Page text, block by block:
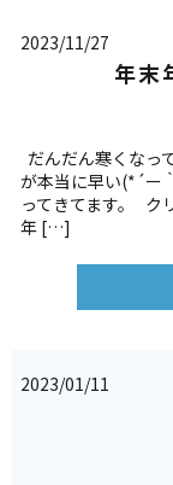
2023/11/27
年末
だんだん寒くなっ
が本当に早い(*´ー
ってきてます。 ク
年 […]
2023/01/11